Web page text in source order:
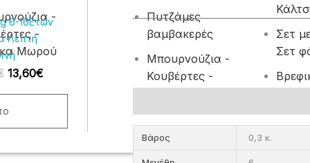
-
-
Μωρού
Πυτζάμες
βαμβακερές
Μπουρνούζια -
Κουβέρτες -
Σετ
Σετ
6-16Ετών
Λεπτή
13,60€
Βάρος 0,3 κ.